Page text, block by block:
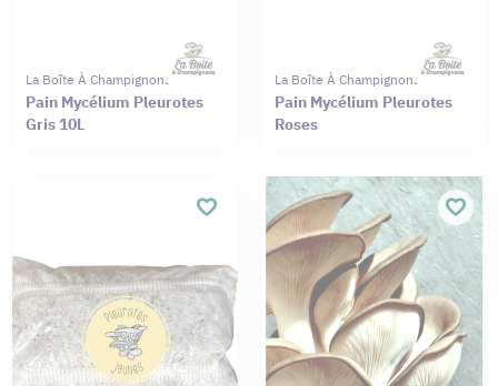
La Boîte À Champignons
Pain Mycélium Pleurotes
Gris 10L
La Boîte À Champignons
Pain Mycélium Pleurotes
Roses